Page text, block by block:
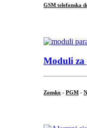
GSM telefonska
Moduli za
Zonsko - PGM -